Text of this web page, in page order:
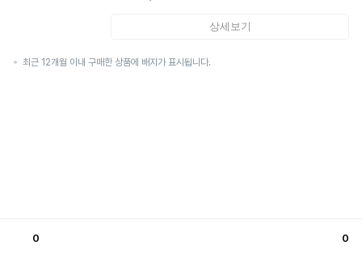
상세보기
최근 12개월 이내 구매한 상품에 배지가 표시됩니다.
0 0